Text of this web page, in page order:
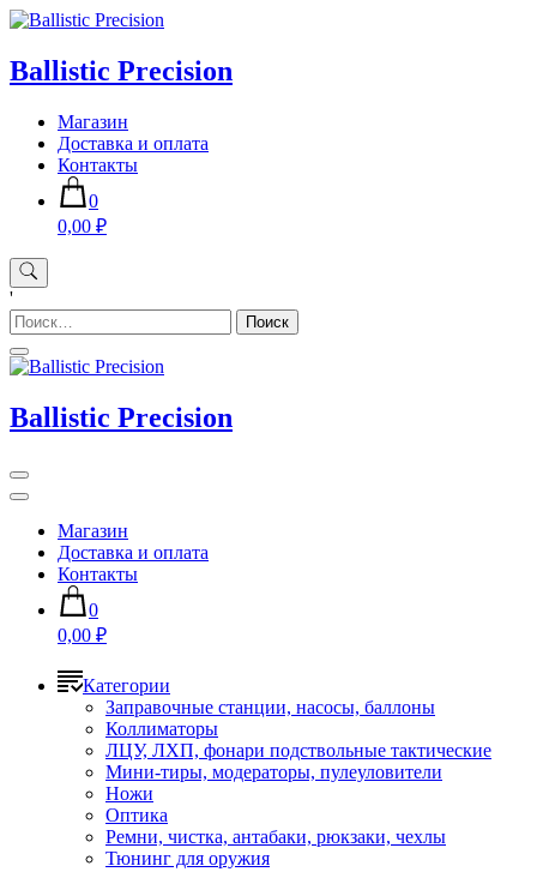
Skip
content
Ballistic Precision
Магазин
Доставка и оплата
Контакты
0
0,00 ₽
'
Найти:
Ballistic Precision
Магазин
Доставка и оплата
Контакты
0
0,00 ₽
Категории
Заправочные станции, насосы, баллоны
Коллиматоры
ЛЦУ, ЛХП, фонари подствольные тактические
Мини-тиры, модераторы, пулеуловители
Ножи
Оптика
Ремни, чистка, антабаки, рюкзаки, чехлы
Тюнинг для оружия